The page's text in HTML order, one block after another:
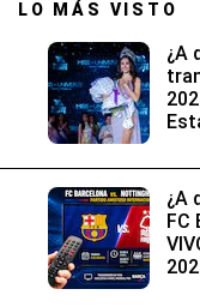
LO MÁS VISTO
¿A
¿A
FC